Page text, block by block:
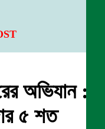
অভিযান :
৫ শত